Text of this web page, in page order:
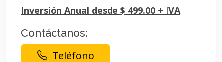
Inversión Anual desde $ 499.00 + IVA
Contáctanos:
Teléfono